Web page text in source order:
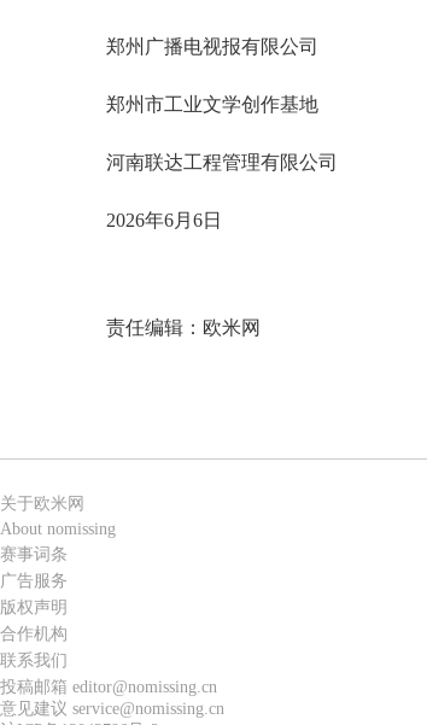
郑州广播电视报有限公司
郑州市工业文学创作基地
河南联达工程管理有限公司
2026年6月6日
责任编辑：欧米网
关于欧米网
About nomissing
赛事词条
广告服务
版权声明
合作机构
联系我们
投稿邮箱 editor@nomissing.cn
意见建议 service@nomissing.cn